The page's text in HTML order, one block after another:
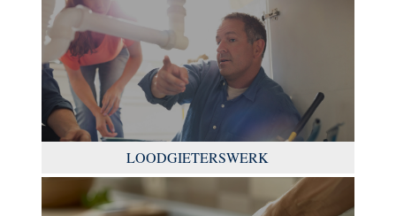
LOODGIETERSWERK